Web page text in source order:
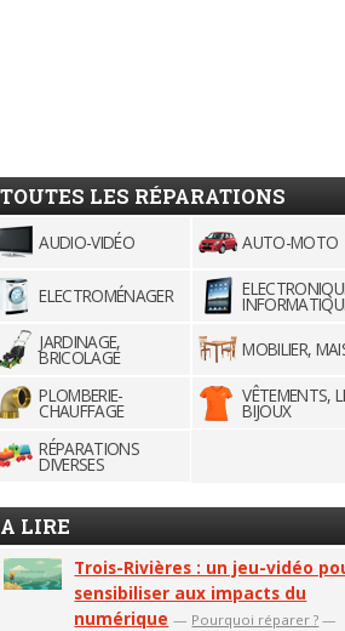
TOUTES LES RÉPARATIONS
AUDIO-VIDÉO AUTO-MOTO
ELECTROMÉNAGER
JARDINAGE,
BRICOLAGE
MOBILIER,
PLOMBERIE-
CHAUFFAGE
VÊTEMENTS,
BIJOUX
RÉPARATIONS
DIVERSES
A LIRE
Trois-Rivières : un jeu-vidéo
sensibiliser aux impacts du
numérique — Pourquoi réparer ? —